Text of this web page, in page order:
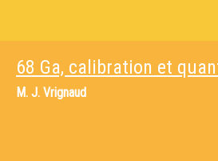
68 Ga, calibration et
M. J. Vrignaud